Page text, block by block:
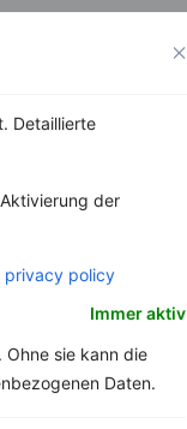
Detaillierte
der
privacy policy
Immer aktiv
sie kann die
Daten.